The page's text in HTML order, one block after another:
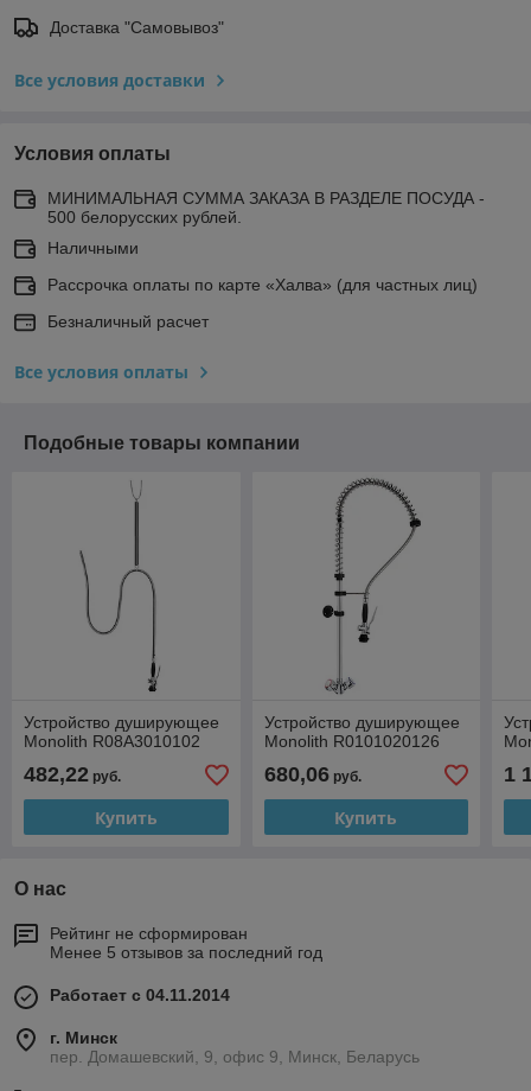
Доставка "Самовывоз"
Все условия доставки
Условия оплаты
МИНИМАЛЬНАЯ СУММА ЗАКАЗА В РАЗДЕЛЕ ПОСУДА -
500 белорусских рублей.
Наличными
Рассрочка оплаты по карте «Халва» (для частных лиц)
Безналичный расчет
Все условия оплаты
Подобные товары компании
Устройство душирующее
Monolith R08A3010102
482,22 руб.
Купить
Устройство душирующее
Monolith R0101020126
680,06руб.
Купить
1
О нас
Рейтинг не сформирован
Менее 5 отзывов за последний год
Работает с 04.11.2014
г. Минск
пер. Домашевский, 9, офис 9, Минск, Беларусь